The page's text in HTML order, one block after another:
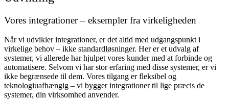
Vores integrationer– eksempler fra virkeligheden
Når vi udvikler integrationer, er det altid med udgangspunkt i
virkelige behov – ikke standardløsninger. Her er et udvalg af
systemer, vi allerede har hjulpet vores kunder med at forbinde og
automatisere. Selvom vi har stor erfaring med disse systemer, er vi
ikke begrænsede til dem. Vores tilgang er fleksibel og
teknologiuafhængig – vi bygger integrationer til lige præcis de
systemer, din virksomhed anvender.